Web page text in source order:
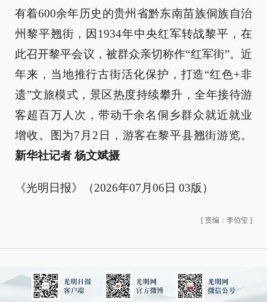
有着600余年历史的贵州省黔东南苗族侗族自治
州黎平翘街，因1934年中央红军转战黎平，在
此召开黎平会议，被群众亲切称作“红军街”。近
年来，当地推行古街活化保护，打造“红色+非
遗”文旅模式，景区热度持续攀升，全年接待游
客超百万人次，带动千余名侗乡群众就近就业
增收。图为7月2日，游客在黎平县翘街游览。
新华社记者 杨文斌摄
《光明日报》（2026年07月06日 03版）
[ 责编：李伯玺 ]